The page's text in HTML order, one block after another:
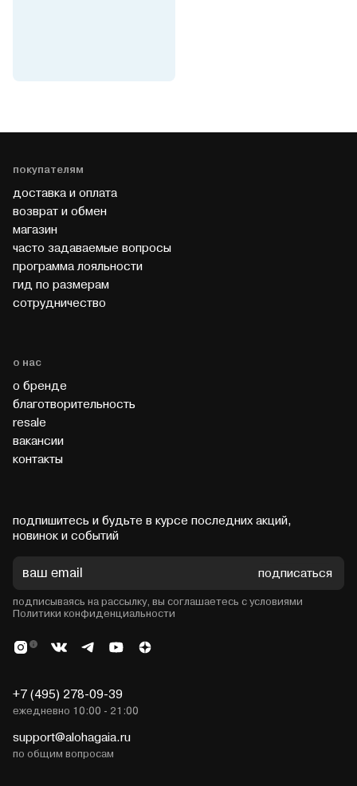
покупателям
доставка и оплата
возврат и обмен
магазин
часто задаваемые вопросы
программа лояльности
гид по размерам
cотрудничество
о нас
о бренде
благотворительность
resale
вакансии
контакты
+7 (495) 278-09-39
ежедневно 10:00 - 21:00
support@alohagaia.ru
по общим вопросам
подпишитесь и будьте в курсе последних акций,
новинок и событий
подписаться
подписываясь на рассылку, вы соглашаетесь с условиями
Политики конфиденциальности